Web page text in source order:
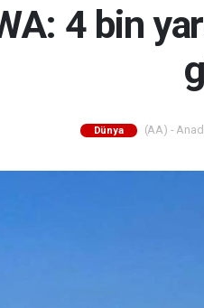
4 bin
Dünya (AA) -